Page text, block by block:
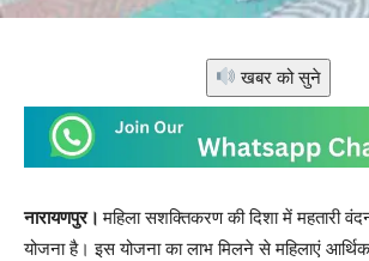
खबर को सुने
नारायणपुर।महिला सशक्तिकरण की दिशा में महतारी
योजना है। इस योजना का लाभ मिलने से महिलाएं